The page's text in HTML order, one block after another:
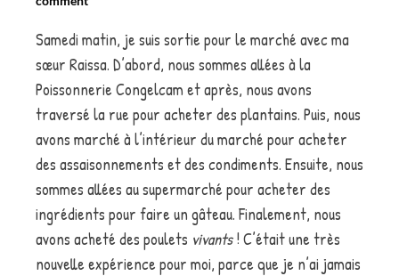
Samedi matin, je suis sortie pour le marché avec ma
sœur Raissa. D’abord, nous sommes allées à la
Poissonnerie Congelcam et après, nous avons
traversé la rue pour acheter des plantains. Puis, nous
avons marché à l’intérieur du marché pour acheter
des assaisonnements et des condiments. Ensuite, nous
sommes allées au supermarché pour acheter des
ingrédients pour faire un gâteau. Finalement, nous
avons acheté des poulets vivants! C’était une très
nouvelle expérience pour moi, parce que je n’ai jamais